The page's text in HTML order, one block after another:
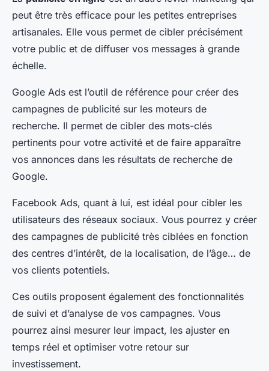
peut être très efficace pour les petites entreprises
artisanales. Elle vous permet de cibler précisément
votre public et de diffuser vos messages à grande
échelle.
Google Ads est l’outil de référence pour créer des
campagnes de publicité sur les moteurs de
recherche. Il permet de cibler des mots-clés
pertinents pour votre activité et de faire apparaître
vos annonces dans les résultats de recherche de
Google.
Facebook Ads, quant à lui, est idéal pour cibler les
utilisateurs des réseaux sociaux. Vous pourrez y créer
des campagnes de publicité très ciblées en fonction
des centres d’intérêt, de la localisation, de l’âge… de
vos clients potentiels.
Ces outils proposent également des fonctionnalités
de suivi et d’analyse de vos campagnes. Vous
pourrez ainsi mesurer leur impact, les ajuster en
temps réel et optimiser votre retour sur
investissement.